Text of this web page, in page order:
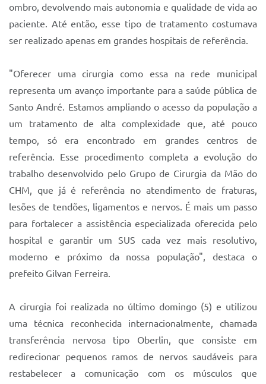
Sistema Colab
Autarquias
ombro, devolvendo mais autonomia e qualidade de vida ao
paciente. Até então, esse tipo de tratamento costumava
ser realizado apenas em grandes hospitais de referência.
"Oferecer uma cirurgia como essa na rede municipal
representa um avanço importante para a saúde pública de
Santo André. Estamos ampliando o acesso da população a
um tratamento de alta complexidade que, até pouco
tempo, só era encontrado em grandes centros de
referência. Esse procedimento completa a evolução do
trabalho desenvolvido pelo Grupo de Cirurgia da Mão do
CHM, que já é referência no atendimento de fraturas,
lesões de tendões, ligamentos e nervos. É mais um passo
para fortalecer a assistência especializada oferecida pelo
hospital e garantir um SUS cada vez mais resolutivo,
moderno e próximo da nossa população", destaca o
prefeito Gilvan Ferreira.
A cirurgia foi realizada no último domingo (5) e utilizou
uma técnica reconhecida internacionalmente, chamada
transferência nervosa tipo Oberlin, que consiste em
redirecionar pequenos ramos de nervos saudáveis para
restabelecer a comunicação com os músculos que